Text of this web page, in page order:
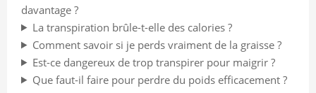
davantage ?
La transpiration brûle-t-elle des calories ?
Comment savoir si je perds vraiment de la graisse ?
Est-ce dangereux de trop transpirer pour maigrir ?
Que faut-il faire pour perdre du poids efficacement ?